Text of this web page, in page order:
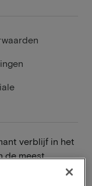
verblijf in het
de meest
hotel is
met een